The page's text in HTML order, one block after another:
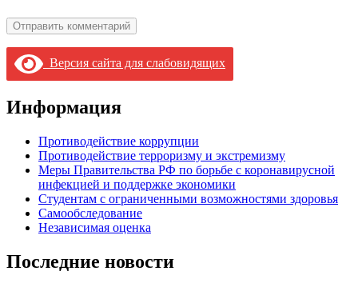
Версия сайта для слабовидящих
Информация
Противодействие коррупции
Противодействие терроризму и экстремизму
Меры Правительства РФ по борьбе с коронавирусной
инфекцией и поддержке экономики
Студентам с ограниченными возможностями здоровья
Самообследование
Независимая оценка
Последние новости